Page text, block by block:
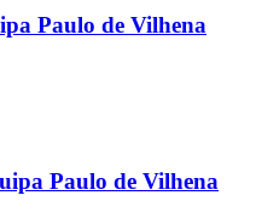
Paulo de Vilhena
Paulo de Vilhena